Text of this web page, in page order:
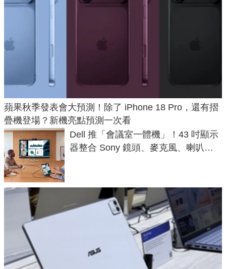
蘋果秋季發表會大預測！除了 iPhone 18 Pro，還有摺
疊機登場？新機亮點預測一次看
Dell 推「會議室一體機」！43 吋顯示
器整合 Sony 鏡頭、麥克風、喇叭，